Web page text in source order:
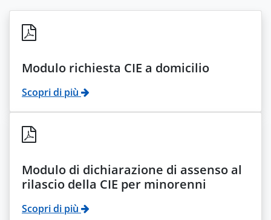
Modulo richiesta CIE a domicilio
Scopri di più
Modulo di dichiarazione di assenso al
rilascio della CIE per minorenni
Scopri di più